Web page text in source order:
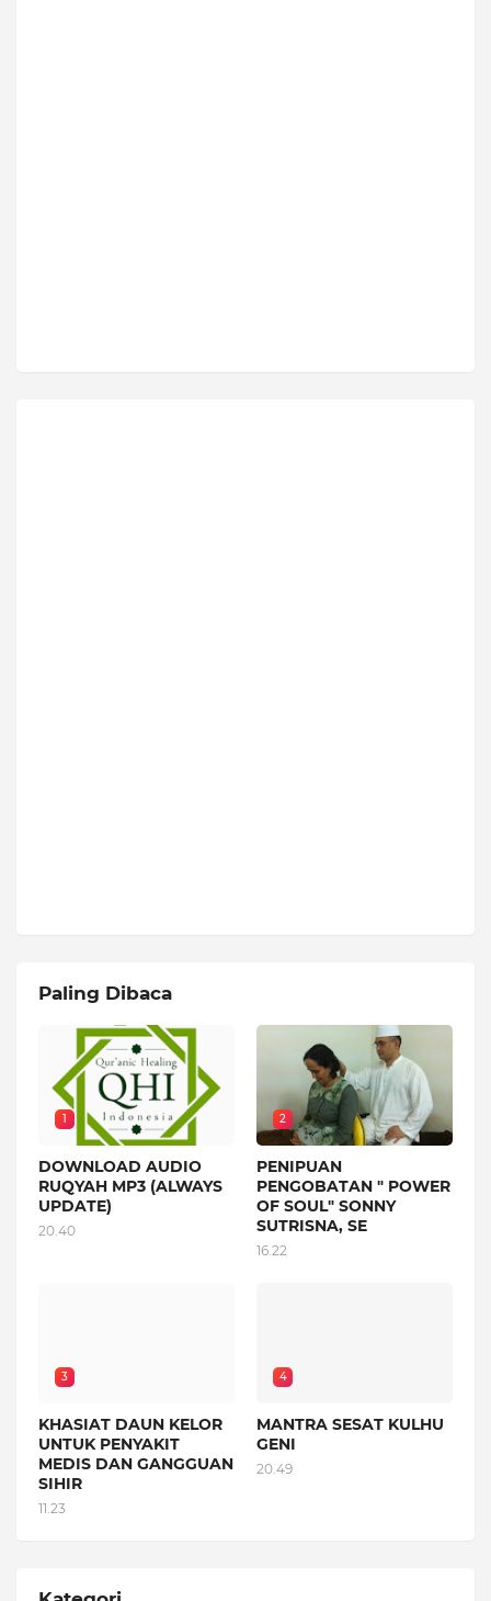
Paling Dibaca
1
DOWNLOAD AUDIO
RUQYAH MP3 (ALWAYS
UPDATE)
20.40
2
PENIPUAN
PENGOBATAN " POWER
OF SOUL" SONNY
SUTRISNA, SE
16.22
3
KHASIAT DAUN KELOR
UNTUK PENYAKIT
MEDIS DAN GANGGUAN
SIHIR
11.23
4
MANTRA SESAT KULHU
GENI
20.49